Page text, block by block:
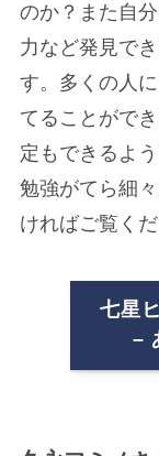
のか？また自
力など発見で
す。多くの人
てることがで
定もできるよ
勉強がてら細
ければご覧くだ
七星
–